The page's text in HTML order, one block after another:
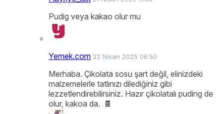
Pudig veya kakao olur mu
Yemek.com 22 Nisan 2025 06:50
Merhaba. Çikolata sosu şart değil, elinizdeki
malzemelerle tatlınızı dilediğiniz gibi
lezzetlendirebilirsiniz. Hazır çikolatalı puding de
olur, kakoa da. 🍫